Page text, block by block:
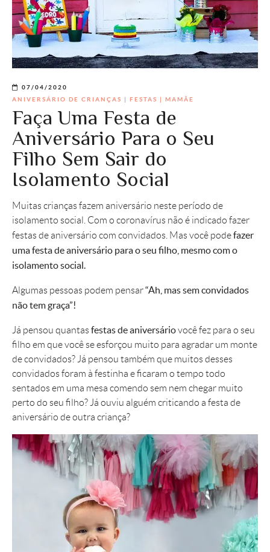
07/04/2020
ANIVERSÁRIO DE CRIANÇAS
| FESTAS | MAMÃE
Faça Uma Festa de
Aniversário Para o Seu
Filho Sem Sair do
Isolamento Social
Muitas crianças fazem aniversário neste período de
isolamento social. Com o coronavírus não é indicado fazer
festas de aniversário com convidados. Mas você podefazer
uma festa de aniversário para o seu filho, mesmo com o
isolamento social.
Algumas pessoas podem pensar“Ah, mas sem convidados
não tem graça”!
Já pensou quantas festas de aniversáriovocê fez para o seu
filho em que você se esforçou muito para agradar um monte
de convidados? Já pensou também que muitos desses
convidados foram à festinha e ficaram o tempo todo
sentados em uma mesa comendo sem nem chegar muito
perto do seu filho? Já ouviu alguém criticando a festa de
aniversário de outra criança?